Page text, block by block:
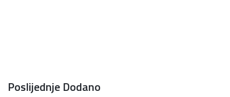
Poslijednje Dodano